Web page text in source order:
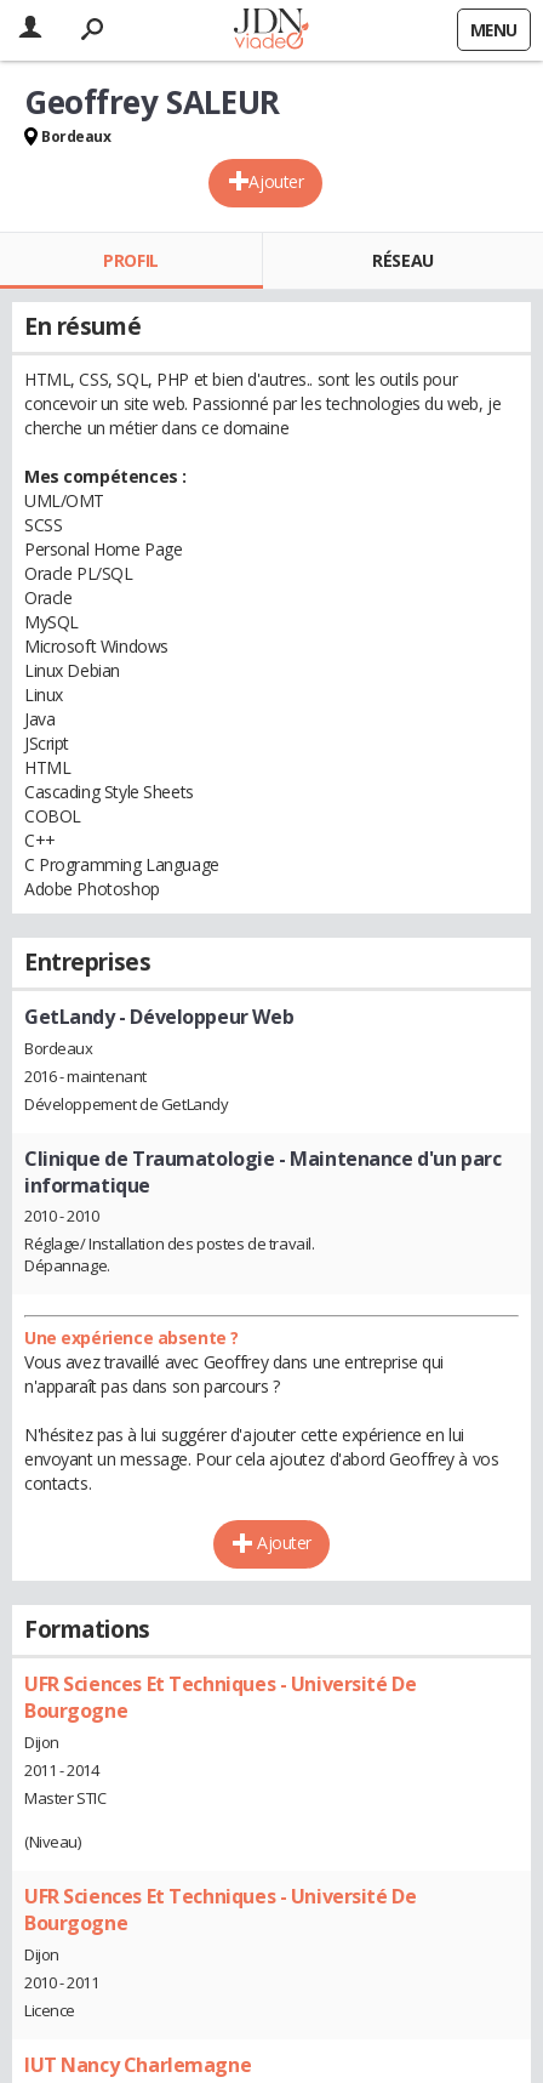
MENU
Ajouter
Geoffrey SALEUR
Bordeaux
PROFIL RÉSEAU
En résumé
HTML, CSS, SQL, PHP et bien d'autres.. sont les outils pour
concevoir un site web. Passionné par les technologies du web, je
cherche un métier dans ce domaine
Mes compétences :
UML/OMT
SCSS
Personal Home Page
Oracle PL/SQL
Oracle
MySQL
Microsoft Windows
Linux Debian
Linux
Java
JScript
HTML
Cascading Style Sheets
COBOL
C++
C Programming Language
Adobe Photoshop
Entreprises
GetLandy- Développeur Web
Bordeaux
2016 - maintenant
Développement de GetLandy
Clinique de Traumatologie - Maintenance d'un parc
informatique
2010 - 2010
Réglage/ Installation des postes de travail.
Dépannage.
Une expérience absente ?
Vous avez travaillé avec Geoffrey dans une entreprise qui
n'apparaît pas dans son parcours ?
N'hésitez pas à lui suggérer d'ajouter cette expérience en lui
envoyant un message. Pour cela ajoutez d'abord Geoffrey à vos
contacts.
Ajouter
Formations
UFR Sciences Et Techniques - Université De
Bourgogne
Dijon
2011 - 2014
Master STIC
(Niveau)
UFR Sciences Et Techniques - Université De
Bourgogne
Dijon
2010 - 2011
Licence
IUT Nancy Charlemagne